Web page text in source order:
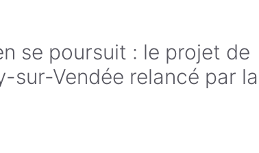
se poursuit : le projet de
sur-Vendée relancé par la